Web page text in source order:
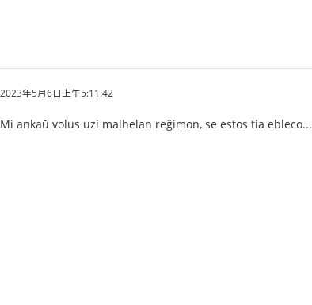
2023年5月6日上午5:11:42
Mi ankaŭ volus uzi malhelan reĝimon, se estos tia ebleco...